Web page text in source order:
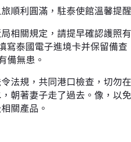
順利圓滿，駐泰使館溫馨提
相關規定，請提早確認護照
寫泰國電子進境卡并保留備查
備無患。
法規，共同港口檢查，切勿
朝著妻子走了過去。像，以
關產品。